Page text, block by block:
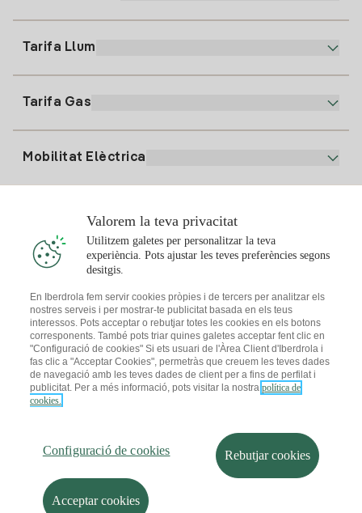
91 919 52 73
clientes@tuiberdrola.es
Alta Gas
Tarifa Llum
Tarifa Gas
Mobilitat Elèctrica
Punts de Recàrrega
Simulador Plaques Solars
Comunitats Solars
Solar Cloud
I + Repair Solar
T'interessa
Consells Llum
Consells Gas
Autoconsum
Sostenibilitat
Descarrega l'App Iberdola Clients
Configuració de cookies
Seguretat de la informació Accessibilitat
Canal de Denúncies Iberdrola.com
© 2026 Iberdrola Clientes S.A.U.
Valorem la teva privacitat
Utilitzem galetes per personalitzar la teva
experiència. Pots ajustar les teves preferències segons
desitgis.
En Iberdrola fem servir cookies pròpies i de tercers per analitzar els
nostres serveis i per mostrar-te publicitat basada en els teus
interessos. Pots acceptar o rebutjar totes les cookies en els botons
corresponents. També pots triar quines galetes acceptar fent clic en
"Configuració de cookies" Si ets usuari de l'Àrea Client d'Iberdrola i
fas clic a "Acceptar Cookies", permetràs que creuem les teves dades
de navegació amb les teves dades de client per a fins de perfilat i
publicitat. Per a més informació, pots visitar la nostra política de
cookies.
Configuració de cookies Rebutjar cookies
Acceptar cookies